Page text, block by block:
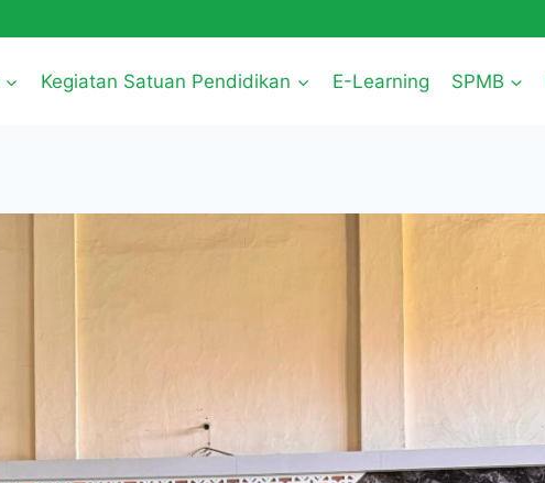
Kegiatan Satuan Pendidikan E-Learning SPMB